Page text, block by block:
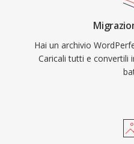
Hai un archivio
Caricali tutti e convertili